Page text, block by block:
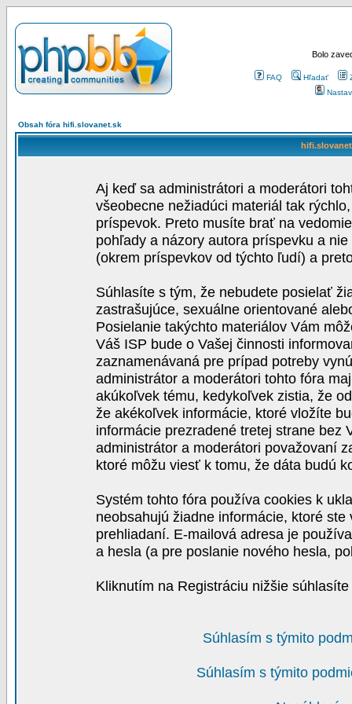
Bolo
FAQ Hľadať
Obsah fóra hifi.slovanet.sk
Aj keď sa administrátori a moderátori
všeobecne nežiadúci materiál tak
príspevok. Preto musíte brať na
pohľady a názory autora príspevku a
(okrem príspevkov od týchto ľudí) a
Súhlasíte s tým, že nebudete posielať
zastrašujúce, sexuálne orientované
Posielanie takýchto materiálov Vám
Váš ISP bude o Vašej činnosti
zaznamenávaná pre prípad potreby
administrátor a moderátori tohto fóra
akúkoľvek tému, kedykoľvek zistia, že
že akékoľvek informácie, ktoré vložíte
informácie prezradené tretej strane bez
administrátor a moderátori považovaní
ktoré môžu viesť k tomu, že dáta budú
Systém tohto fóra používa cookies k
neobsahujú žiadne informácie, ktoré
prehliadaní. E-mailová adresa je
a hesla (a pre poslanie nového hesla,
Kliknutím na Registráciu nižšie
Súhlasím s týmito
Súhlasím s týmito